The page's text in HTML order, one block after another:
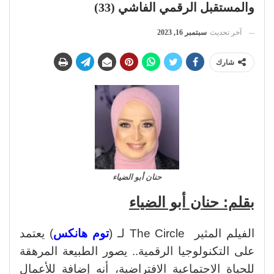
والمستقبل الرقمي الفاشي (33)
آخر تحديث سبتمبر 16, 2023
شارك
حنان أبو الضياء
بقلم: حنان أبو الضياء
الفيلم المثير The Circle لـ ( توم هانكس) يعتمد
على التكنولوجيا الرقمية.. يصور الطبيعة المرهقة
للحياة الاجتماعية الافتراضية، أنه إضافة للأعمال